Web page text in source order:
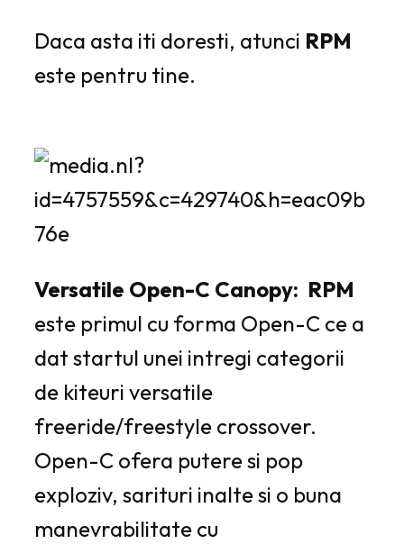
Daca asta iti doresti, atunci RPM
este pentru tine.
Versatile Open-C Canopy: RPM
este primul cu forma Open-C ce a
dat startul unei intregi categorii
de kiteuri versatile
freeride/freestyle crossover.
Open-C ofera putere si pop
exploziv, sarituri inalte si o buna
manevrabilitate cu